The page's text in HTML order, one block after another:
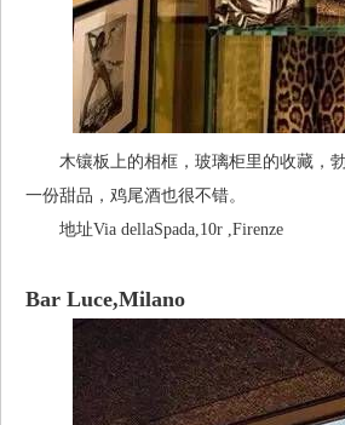
木镶板上的相框，玻璃柜里的收藏，勃
一份甜品，鸡尾酒也很不错。
地址Via dellaSpada,10r ,Firenze
Bar Luce,Milano